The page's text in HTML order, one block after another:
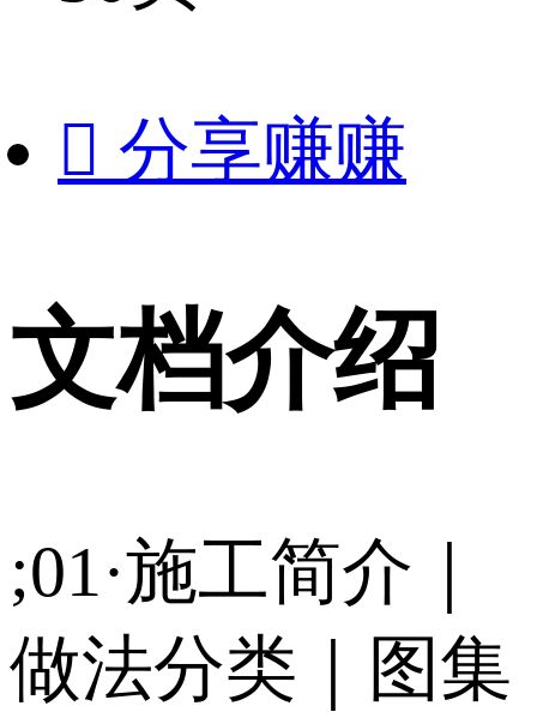
 分享赚赚
文档介绍
;01·施工简介｜
做法分类｜图集